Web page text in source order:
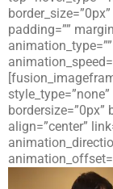
padding=””
bordersize=”0px”
align=”center”